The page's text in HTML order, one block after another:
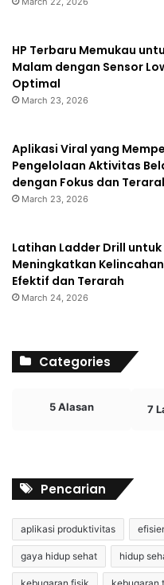
HP Terbaru Memukau
Malam dengan Sensor
Optimal
March 23, 2026
Aplikasi Viral yang
Pengelolaan Aktivitas
dengan Fokus dan
March 23, 2026
Latihan Ladder Drill untuk
Meningkatkan
Efektif dan Terarah
March 24, 2026
Categories
5 Alasan 7
Pencarian
aplikasi produktivitas
gaya hidup sehat hidup